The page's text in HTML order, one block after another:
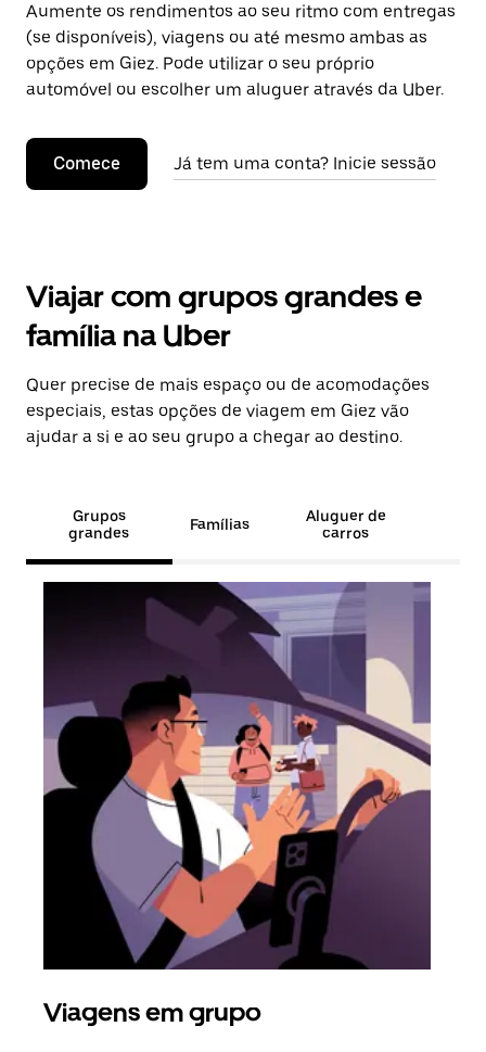
Aumente os rendimentos ao seu ritmo com entregas
(se disponíveis), viagens ou até mesmo ambas as
opções em Giez. Pode utilizar o seu próprio
automóvel ou escolher um aluguer através da Uber.
Comece Já tem uma conta? Inicie sessão
Viajar com grupos grandes e
família na Uber
Quer precise de mais espaço ou de acomodações
especiais, estas opções de viagem em Giez vão
ajudar a si e ao seu grupo a chegar ao destino.
Grupos
grandes
Famílias
Aluguer de
carros
Viagens em grupo